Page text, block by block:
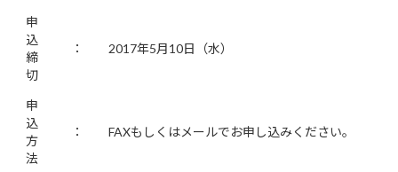
申
込
締
切
： 2017年5月10日（水）
申
込
方
法
： FAXもしくはメールでお申し込みください。